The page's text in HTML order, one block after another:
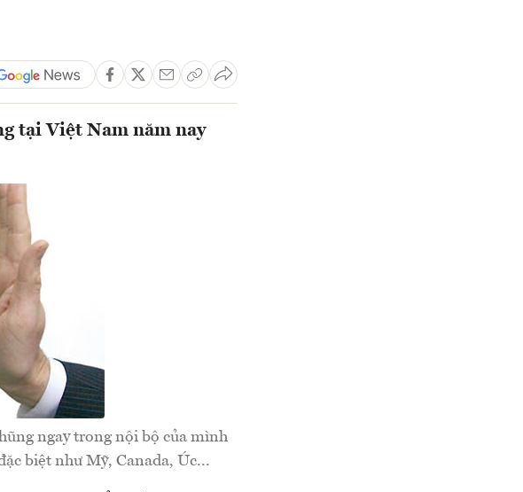
tại Việt Nam năm nay
ngay trong nội bộ của mình
biệt như Mỹ, Canada, Úc...